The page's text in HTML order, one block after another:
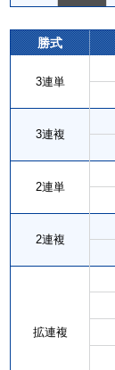
勝式
3連単
3連複
2連単
2連複
拡連複